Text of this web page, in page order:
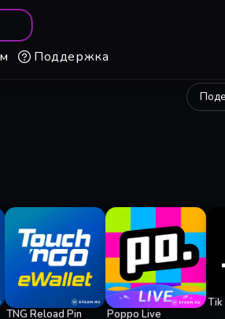
Поддержка
TNG Reload Pin Poppo Live
Tik